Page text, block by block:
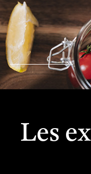
Les